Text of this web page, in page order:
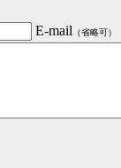
E-mail （省略可）